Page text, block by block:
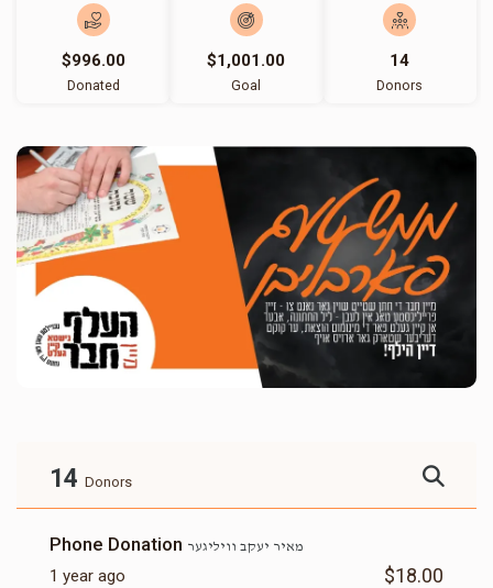
$996.00
Donated
$1,001.00
Goal
14
Donors
14 Donors
Phone Donation מאיר יעקב וויליגער
1 year ago $18.00